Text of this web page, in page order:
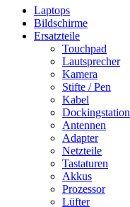
Laptops
Bildschirme
Ersatzteile
Touchpad
Lautsprecher
Kamera
Stifte / Pen
Kabel
Dockingstation
Antennen
Adapter
Netzteile
Tastaturen
Akkus
Prozessor
Lüfter